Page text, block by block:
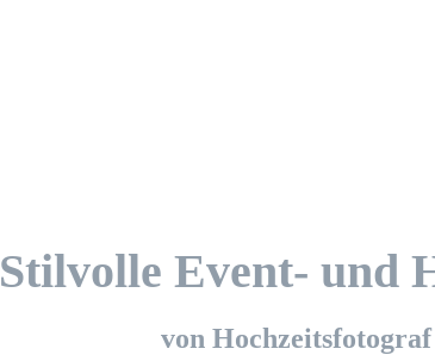
Stilvolle Event- und
von